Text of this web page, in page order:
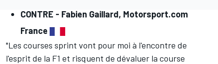
CONTRE - Fabien Gaillard, Motorsport.com
France
"Les courses sprint vont pour moi à l'encontre de
l'esprit de la F1 et risquent de dévaluer la course